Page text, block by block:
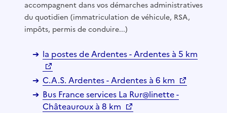
accompagnent dans vos démarches administratives
du quotidien (immatriculation de véhicule, RSA,
impôts, permis de conduire...)
la postes de Ardentes - Ardentes à 5 km
C.A.S. Ardentes - Ardentes à 6 km
Bus France services La Rur@linette -
Châteauroux à 8 km